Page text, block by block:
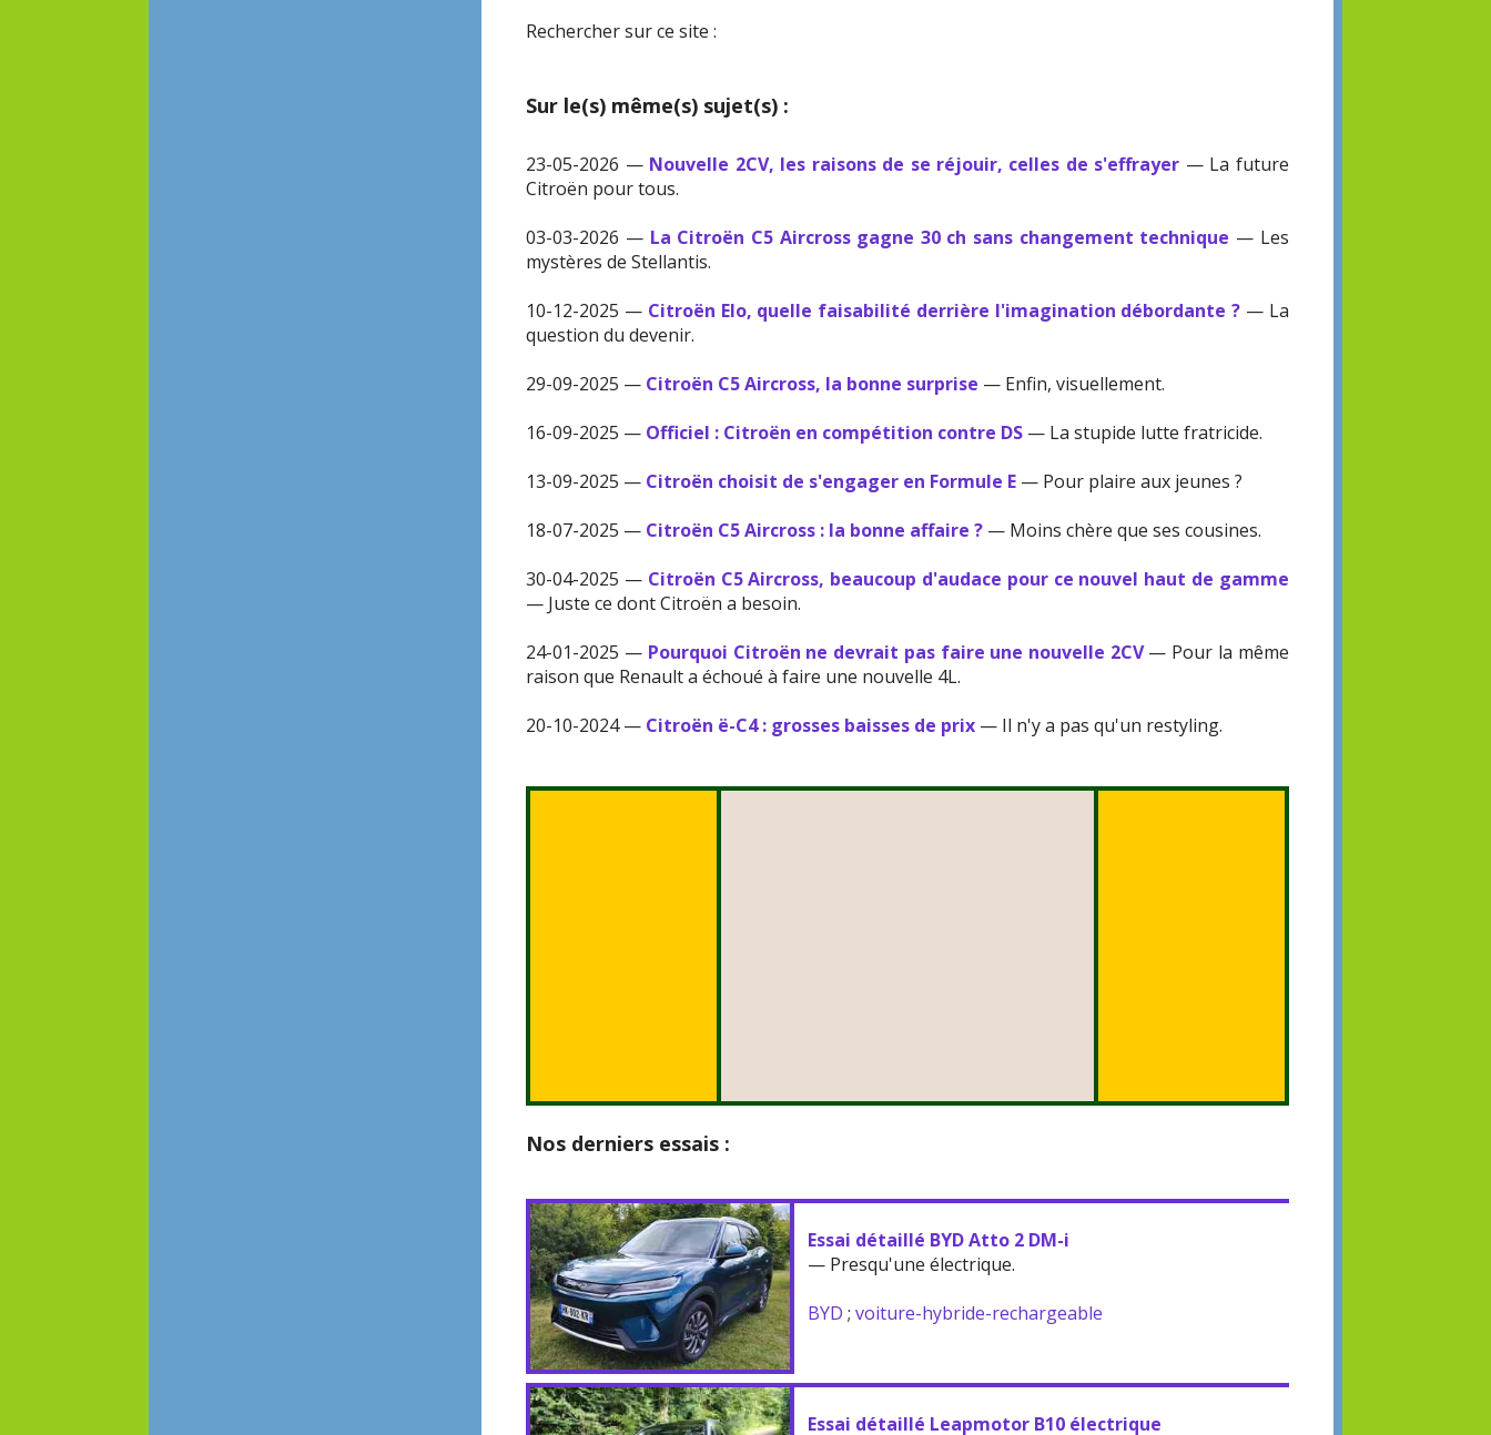
Rechercher sur ce site :
Sur le(s) même(s) sujet(s) :
23-05-2026 — Nouvelle 2CV, les raisons de se réjouir, celles de s'effrayer — La future
Citroën pour tous.
03-03-2026 — La Citroën C5 Aircross gagne 30 ch sans changement technique — Les
mystères de Stellantis.
10-12-2025 — Citroën Elo, quelle faisabilité derrière l'imagination débordante ? — La
question du devenir.
29-09-2025 — Citroën C5 Aircross, la bonne surprise — Enfin, visuellement.
16-09-2025 — Officiel : Citroën en compétition contre DS — La stupide lutte fratricide.
13-09-2025 — Citroën choisit de s'engager en Formule E — Pour plaire aux jeunes ?
18-07-2025 — Citroën C5 Aircross : la bonne affaire ? — Moins chère que ses cousines.
30-04-2025 — Citroën C5 Aircross, beaucoup d'audace pour ce nouvel haut de gamme
— Juste ce dont Citroën a besoin.
24-01-2025 — Pourquoi Citroën ne devrait pas faire une nouvelle 2CV— Pour la même
raison que Renault a échoué à faire une nouvelle 4L.
20-10-2024 — Citroën ë-C4 : grosses baisses de prix — Il n'y a pas qu'un restyling.
Nos derniers essais :
Essai détaillé BYD Atto 2 DM-i
— Presqu'une électrique.
BYD ;voiture-hybride-rechargeable
Essai détaillé Leapmotor B10 électrique